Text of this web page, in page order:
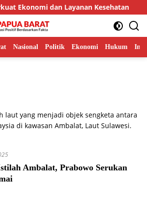
Ekonomi dan Layanan Kesehatan
Nasional Politik Ekonomi Hukum
Ambalat, Prabowo Serukan